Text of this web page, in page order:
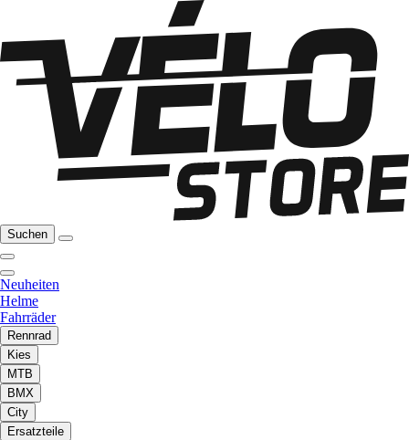
Suchen
Neuheiten
Helme
Fahrräder
Rennrad
Kies
MTB
BMX
City
Ersatzteile